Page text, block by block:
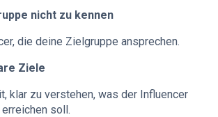
nicht zu kennen
die deine Zielgruppe ansprechen.
Ziele
klar zu verstehen, was der Influencer
soll.